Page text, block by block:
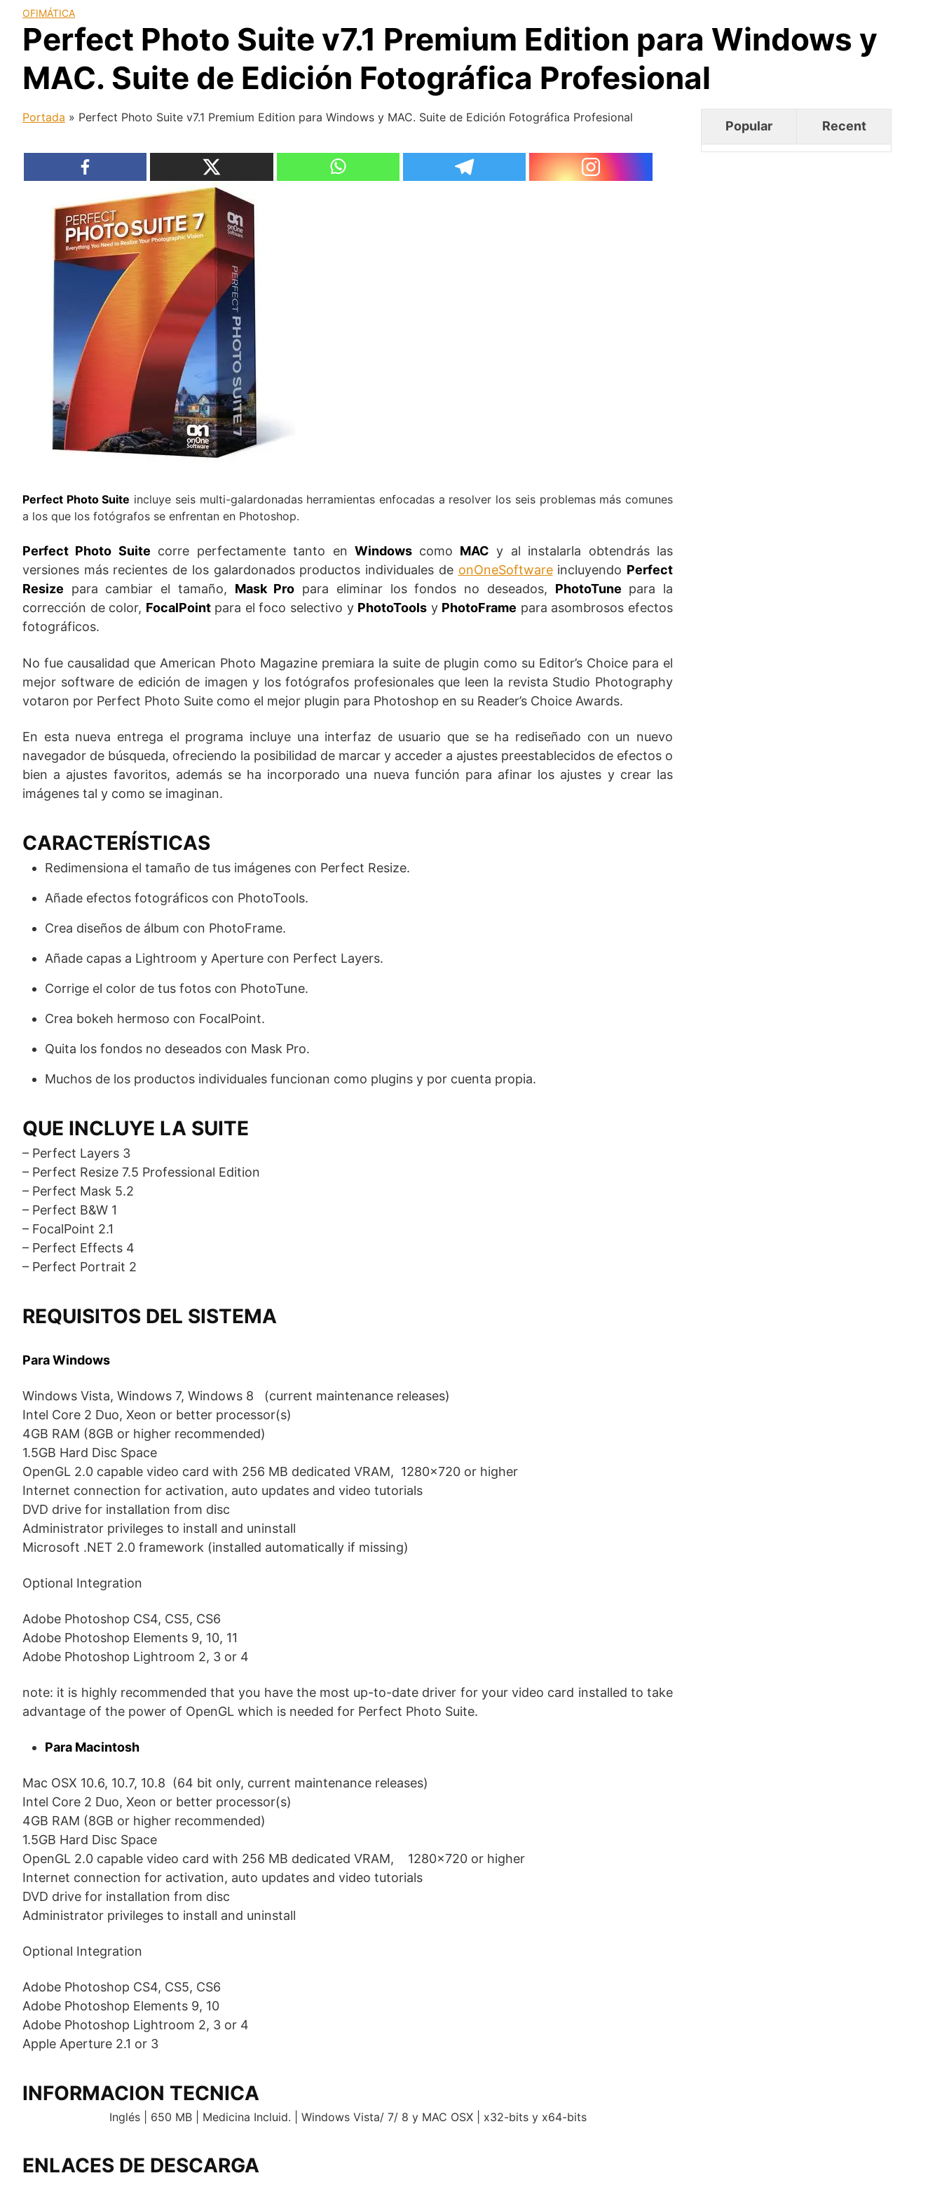
OFIMÁTICA
Perfect Photo Suite v7.1 Premium Edition para Windows y
MAC. Suite de Edición Fotográfica Profesional
Portada » Perfect Photo Suite v7.1 Premium Edition para Windows y MAC. Suite de Edición Fotográfica Profesional
Perfect Photo Suite incluye seis multi-galardonadas herramientas enfocadas a resolver los seis problemas más comunes
a los que los fotógrafos se enfrentan en Photoshop.
Perfect Photo Suite corre perfectamente tanto enWindows como MAC y al instalarla obtendrás las
versiones más recientes de los galardonados productos individuales de onOneSoftwareincluyendo Perfect
Resize para cambiar el tamaño, Mask Pro para eliminar los fondos no deseados, PhotoTune para la
corrección de color, FocalPointpara el foco selectivo y PhotoTools y PhotoFrame para asombrosos efectos
fotográficos.
No fue causalidad que American Photo Magazine premiara la suite de plugin como su Editor’s Choice para el
mejor software de edición de imagen y los fotógrafos profesionales que leen la revista Studio Photography
votaron por Perfect Photo Suite como el mejor plugin para Photoshop en su Reader’s Choice Awards.
En esta nueva entrega el programa incluye una interfaz de usuario que se ha rediseñado con un nuevo
navegador de búsqueda, ofreciendo la posibilidad de marcar y acceder a ajustes preestablecidos de efectos o
bien a ajustes favoritos, además se ha incorporado una nueva función para afinar los ajustes y crear las
imágenes tal y como se imaginan.
CARACTERÍSTICAS
Redimensiona el tamaño de tus imágenes con Perfect Resize.
Añade efectos fotográficos con PhotoTools.
Crea diseños de álbum con PhotoFrame.
Añade capas a Lightroom y Aperture con Perfect Layers.
Corrige el color de tus fotos con PhotoTune.
Crea bokeh hermoso con FocalPoint.
Quita los fondos no deseados con Mask Pro.
Muchos de los productos individuales funcionan como plugins y por cuenta propia.
QUE INCLUYE LA SUITE
– Perfect Layers 3
– Perfect Resize 7.5 Professional Edition
– Perfect Mask 5.2
– Perfect B&W 1
– FocalPoint 2.1
– Perfect Effects 4
– Perfect Portrait 2
REQUISITOS DEL SISTEMA
Para Windows
Windows Vista, Windows 7, Windows 8 (current maintenance releases)
Intel Core 2 Duo, Xeon or better processor(s)
4GB RAM (8GB or higher recommended)
1.5GB Hard Disc Space
OpenGL 2.0 capable video card with 256 MB dedicated VRAM, 1280×720 or higher
Internet connection for activation, auto updates and video tutorials
DVD drive for installation from disc
Administrator privileges to install and uninstall
Microsoft .NET 2.0 framework (installed automatically if missing)
Optional Integration
Adobe Photoshop CS4, CS5, CS6
Adobe Photoshop Elements 9, 10, 11
Adobe Photoshop Lightroom 2, 3 or 4
note: it is highly recommended that you have the most up-to-date driver for your video card installed to take
advantage of the power of OpenGL which is needed for Perfect Photo Suite.
Para Macintosh
Mac OSX 10.6, 10.7, 10.8 (64 bit only, current maintenance releases)
Intel Core 2 Duo, Xeon or better processor(s)
4GB RAM (8GB or higher recommended)
1.5GB Hard Disc Space
OpenGL 2.0 capable video card with 256 MB dedicated VRAM, 1280×720 or higher
Internet connection for activation, auto updates and video tutorials
DVD drive for installation from disc
Administrator privileges to install and uninstall
Optional Integration
Adobe Photoshop CS4, CS5, CS6
Adobe Photoshop Elements 9, 10
Adobe Photoshop Lightroom 2, 3 or 4
Apple Aperture 2.1 or 3
INFORMACION TECNICA
Inglés | 650 MB | Medicina Incluid. | Windows Vista/ 7/ 8 y MAC OSX | x32-bits y x64-bits
ENLACES DE DESCARGA
Popular Recent